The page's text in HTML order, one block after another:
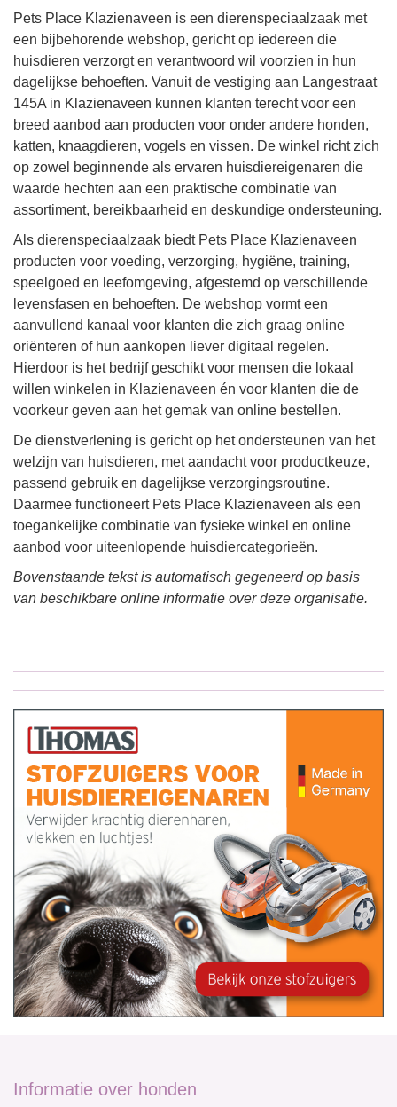
Pets Place Klazienaveen is een dierenspeciaalzaak met
een bijbehorende webshop, gericht op iedereen die
huisdieren verzorgt en verantwoord wil voorzien in hun
dagelijkse behoeften. Vanuit de vestiging aan Langestraat
145A in Klazienaveen kunnen klanten terecht voor een
breed aanbod aan producten voor onder andere honden,
katten, knaagdieren, vogels en vissen. De winkel richt zich
op zowel beginnende als ervaren huisdiereigenaren die
waarde hechten aan een praktische combinatie van
assortiment, bereikbaarheid en deskundige ondersteuning.
Als dierenspeciaalzaak biedt Pets Place Klazienaveen
producten voor voeding, verzorging, hygiëne, training,
speelgoed en leefomgeving, afgestemd op verschillende
levensfasen en behoeften. De webshop vormt een
aanvullend kanaal voor klanten die zich graag online
oriënteren of hun aankopen liever digitaal regelen.
Hierdoor is het bedrijf geschikt voor mensen die lokaal
willen winkelen in Klazienaveen én voor klanten die de
voorkeur geven aan het gemak van online bestellen.
De dienstverlening is gericht op het ondersteunen van het
welzijn van huisdieren, met aandacht voor productkeuze,
passend gebruik en dagelijkse verzorgingsroutine.
Daarmee functioneert Pets Place Klazienaveen als een
toegankelijke combinatie van fysieke winkel en online
aanbod voor uiteenlopende huisdiercategorieën.
Bovenstaande tekst is automatisch gegeneerd op basis
van beschikbare online informatie over deze organisatie.
Informatie over honden